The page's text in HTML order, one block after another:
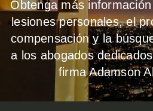
Obtenga más
lesiones personales, el
compensación y la
a los abogados
firma Adamson